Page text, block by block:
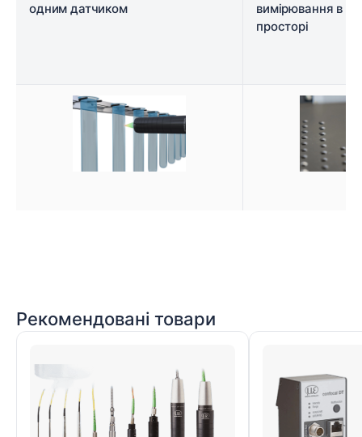
одним датчиком
вимірювання в
просторі
Рекомендовані товари